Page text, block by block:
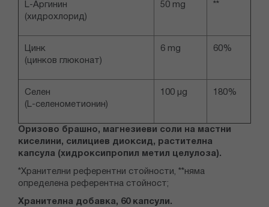
L-Аргинин
(хидрохлорид)
50 mg **
Цинк
(цинков глюконат)
6 mg 60%
Селен
(L-селенометионин)
100 µg 180%
Оризово брашно, магнезиеви соли на мастни
киселини, силициев диоксид, растителна
капсула (хидроксипропил метил целулоза).
*Хранителни референтни стойности, **няма
определена референтна стойност;
Хранителна добавка, 60 капсули.